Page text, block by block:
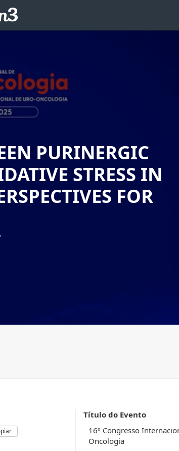
PURINERGIC
STRESS IN
FOR
Título do Evento
16º Congresso
Oncologia